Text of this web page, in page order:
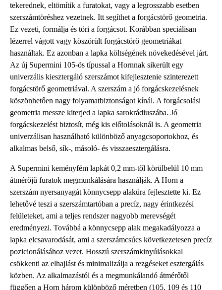
tekerednek, eltömítik a furatokat, vagy a legrosszabb esetben
szerszámtöréshez vezetnek. Itt segíthet a forgácstörő geometria.
Ez vezeti, formálja és töri a forgácsot. Korábban speciálisan
lézerrel vágott vagy köszörült forgácstörő geometriákat
használtak. Ez azonban a lapka költségének növekedésével járt.
Az új Supermini 105-ös típussal a Hornnak sikerült egy
univerzális kiesztergáló szerszámot kifejlesztenie szinterezett
forgácstörő geometriával. A szerszám a jó forgácskezelésnek
köszönhetően nagy folyamatbiztonságot kínál. A forgácsolási
geometria messze kiterjed a lapka sarokrádiuszába. Jó
forgácskezelést biztosít, még kis előtolásoknál is. A geometria
univerzálisan használható különböző anyagcsoportokhoz, és
alkalmas belső, sík-, másoló- és visszaesztergálásra.
A Supermini keményfém lapkát 0,2 mm-től körülbelül 10 mm
átmérőjű furatok megmunkálására használják. A Horn a
szerszám nyersanyagát könnycsepp alakúra fejlesztette ki. Ez
lehetővé teszi a szerszámtartóban a precíz, nagy érintkezési
felületeket, ami a teljes rendszer nagyobb merevségét
eredményezi. Továbbá a könnycsepp alak megakadályozza a
lapka elcsavarodását, ami a szerszámcsúcs következetesen precíz
pozicionálásához vezet. Hosszú szerszámkinyúlásokkal
csökkenti az elhajlást és minimalizálja a rezgéseket esztergálás
közben. Az alkalmazástól és a megmunkálandó átmérőtől
függően a Horn három különböző méretben (105, 109 és 110